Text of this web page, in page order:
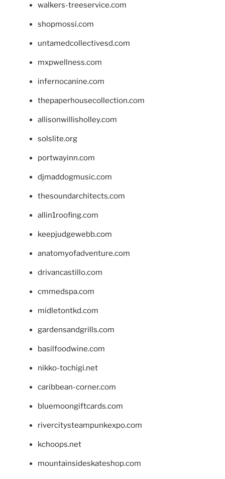
walkers-treeservice.com
shopmossi.com
untamedcollectivesd.com
mxpwellness.com
infernocanine.com
thepaperhousecollection.com
allisonwillisholley.com
solslite.org
portwayinn.com
djmaddogmusic.com
thesoundarchitects.com
allin1roofing.com
keepjudgewebb.com
anatomyofadventure.com
drivancastillo.com
cmmedspa.com
midletontkd.com
gardensandgrills.com
basilfoodwine.com
nikko-tochigi.net
caribbean-corner.com
bluemoongiftcards.com
rivercitysteampunkexpo.com
kchoops.net
mountainsideskateshop.com